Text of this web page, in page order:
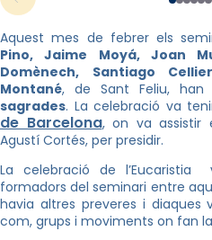
Aquest mes de febrer els
Pino, Jaime Moyá, Joan
Domènech, Santiago
Montané, de Sant Feliu, han
sagrades. La celebració va
de Barcelona, on va assistir
Agustí Cortés, per presidir.
La celebració de
formadors del seminari entre
havia altres preveres i diaques
com, grups i moviments on fan